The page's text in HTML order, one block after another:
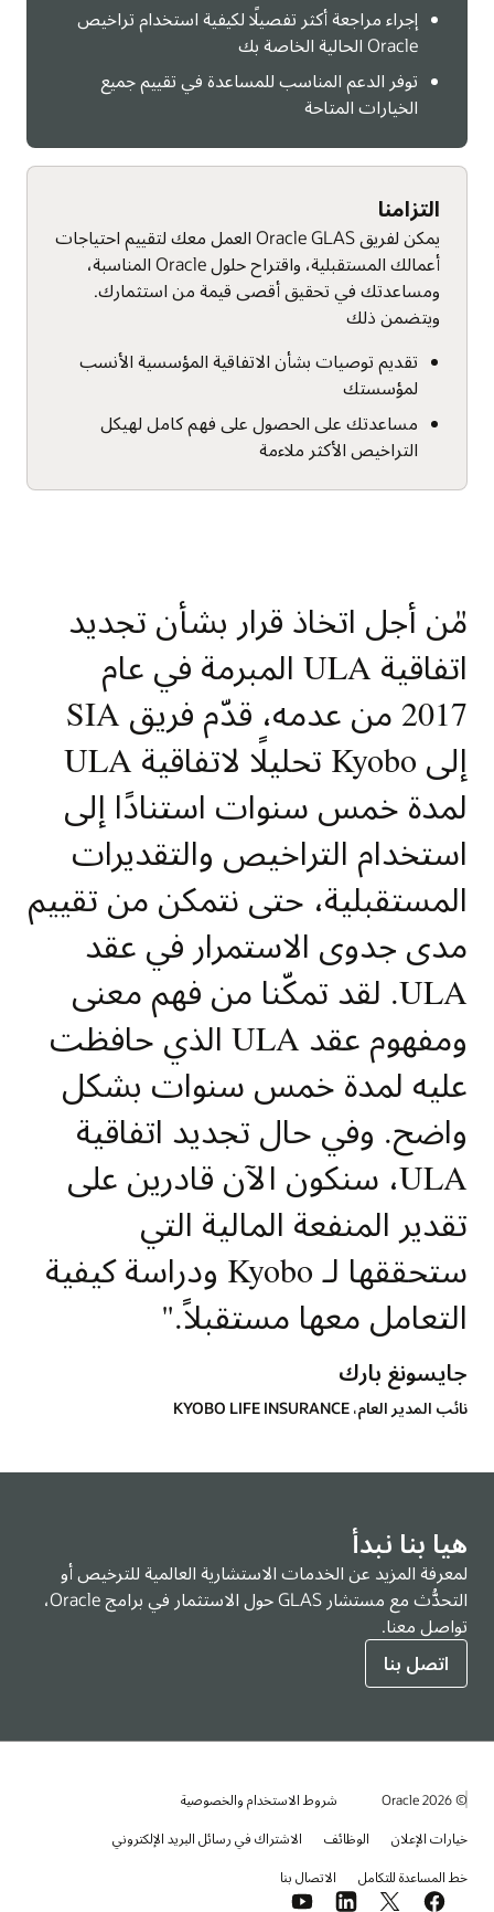
إجراء مراجعة أكثر تفصيلًا لكيفية استخدام تراخيص
Oracle الحالية الخاصة بك
توفر الدعم المناسب للمساعدة في تقييم جميع
الخيارات المتاحة
التزامنا
يمكن لفريق Oracle GLAS العمل معك لتقييم احتياجات
أعمالك المستقبلية، واقتراح حلول Oracle المناسبة،
ومساعدتك في تحقيق أقصى قيمة من استثمارك.
ويتضمن ذلك
تقديم توصيات بشأن الاتفاقية المؤسسية الأنسب
لمؤسستك
مساعدتك على الحصول على فهم كامل لهيكل
التراخيص الأكثر ملاءمة
"
من أجل اتخاذ قرار بشأن تجديد
اتفاقية ULA المبرمة في عام
2017 من عدمه، قدّم فريق SIA
إلى Kyobo تحليلًا لاتفاقية ULA
لمدة خمس سنوات استنادًا إلى
استخدام التراخيص والتقديرات
المستقبلية، حتى نتمكن من تقييم
مدى جدوى الاستمرار في عقد
ULA. لقد تمكّنا من فهم معنى
ومفهوم عقد ULA الذي حافظت
عليه لمدة خمس سنوات بشكل
واضح. وفي حال تجديد اتفاقية
ULA، سنكون الآن قادرين على
تقدير المنفعة المالية التي
ستحققها لـ Kyobo ودراسة كيفية
التعامل معها مستقبلاً."
جايسونغ بارك
نائب المدير العام، KYOBO LIFE INSURANCE
هيا بنا نبدأ
لمعرفة المزيد عن الخدمات الاستشارية العالمية للترخيص أو
التحدُّث مع مستشار GLAS حول الاستثمار في برامج Oracle،
تواصل معنا.
اتصل بنا
© 2026 Oracle شروط الاستخدام والخصوصية
خيارات الإعلان الوظائف الاشتراك في رسائل البريد الإلكتروني
خط المساعدة للتكامل الاتصال بنا
Facebook
X
LinkedIn
YouTube